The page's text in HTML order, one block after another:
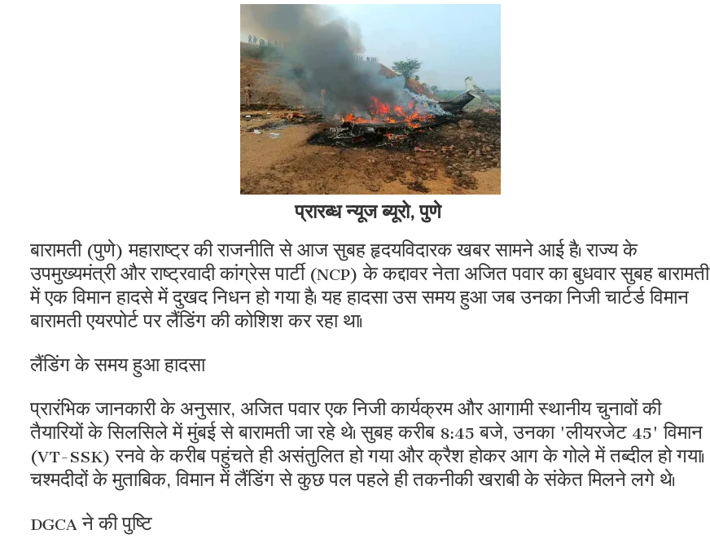
प्रारब्ध न्यूज ब्यूरो, पुणे
बारामती (पुणे) महाराष्ट्र की राजनीति से आज सुबह हृदयविदारक खबर सामने आई है। राज्य के
उपमुख्यमंत्री और राष्ट्रवादी कांग्रेस पार्टी (NCP) के कद्दावर नेता अजित पवार का बुधवार सुबह बारामती
में एक विमान हादसे में दुखद निधन हो गया है। यह हादसा उस समय हुआ जब उनका निजी चार्टर्ड विमान
बारामती एयरपोर्ट पर लैंडिंग की कोशिश कर रहा था।
लैंडिंग के समय हुआ हादसा
प्रारंभिक जानकारी के अनुसार, अजित पवार एक निजी कार्यक्रम और आगामी स्थानीय चुनावों की
तैयारियों के सिलसिले में मुंबई से बारामती जा रहे थे। सुबह करीब 8:45 बजे, उनका 'लीयरजेट 45' विमान
(VT-SSK) रनवे के करीब पहुंचते ही असंतुलित हो गया और क्रैश होकर आग के गोले में तब्दील हो गया।
चश्मदीदों के मुताबिक, विमान में लैंडिंग से कुछ पल पहले ही तकनीकी खराबी के संकेत मिलने लगे थे।
DGCA ने की पुष्टि